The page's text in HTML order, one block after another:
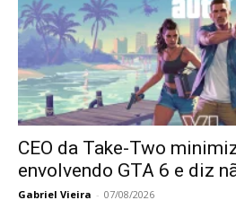
CEO da Take-Two
envolvendo GTA 6 e diz
Gabriel Vieira - 07/08/2026